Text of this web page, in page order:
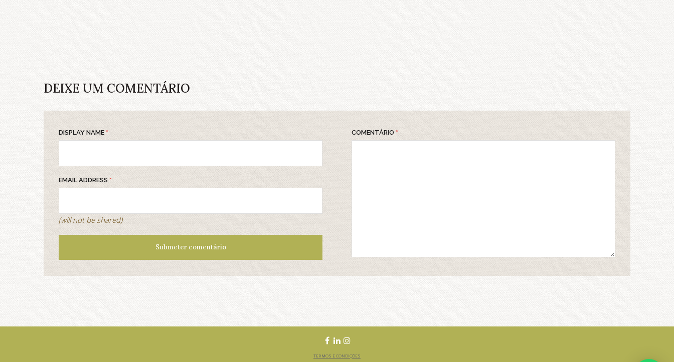
DEIXE UM COMENTÁRIO
DISPLAY NAME *
EMAIL ADDRESS *
(will not be shared)
COMENTÁRIO *
TERMOS E CONDIÇÕES